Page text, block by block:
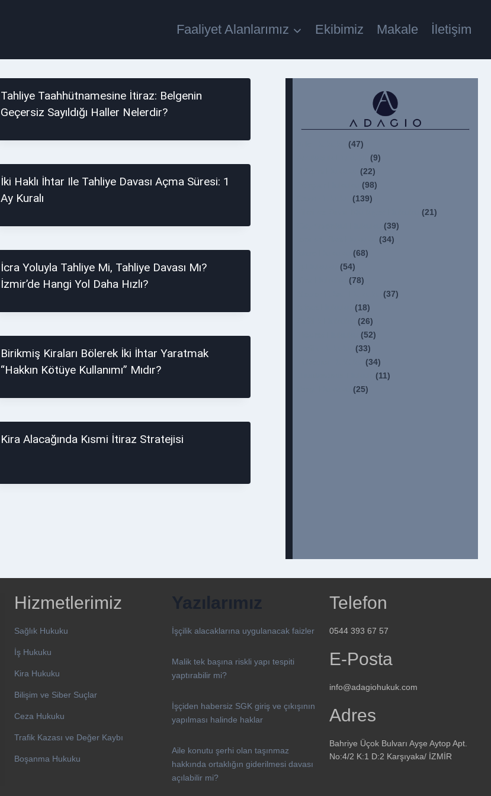
Faaliyet Alanlarımız Ekibimiz Makale İletişim
Tahliye Taahhütnamesine İtiraz: Belgenin
Geçersiz Sayıldığı Haller Nelerdir?
İki Haklı İhtar Ile Tahliye Davası Açma Süresi: 1
Ay Kuralı
İcra Yoluyla Tahliye Mi, Tahliye Davası Mı?
İzmir’de Hangi Yol Daha Hızlı?
Birikmiş Kiraları Bölerek İki İhtar Yaratmak
“Hakkın Kötüye Kullanımı” Mıdır?
Kira Alacağında Kısmi İtiraz Stratejisi
(47)
(9)
(22)
(98)
(139)
(21)
(39)
(34)
(68)
(54)
(78)
(37)
(18)
(26)
(52)
(33)
(34)
(11)
(25)
Hizmetlerimiz
Sağlık Hukuku
İş Hukuku
Kira Hukuku
Bilişim ve Siber Suçlar
Ceza Hukuku
Trafik Kazası ve Değer Kaybı
Boşanma Hukuku
Yazılarımız
İşçilik alacaklarına uygulanacak faizler
Malik tek başına riskli yapı tespiti
yaptırabilir mi?
İşçiden habersiz SGK giriş ve çıkışının
yapılması halinde haklar
Aile konutu şerhi olan taşınmaz
hakkında ortaklığın giderilmesi davası
açılabilir mi?
Telefon
0544 393 67 57
E-Posta
info@adagiohukuk.com
Adres
Bahriye Üçok Bulvarı Ayşe Aytop Apt.
No:4/2 K:1 D:2 Karşıyaka/ İZMİR